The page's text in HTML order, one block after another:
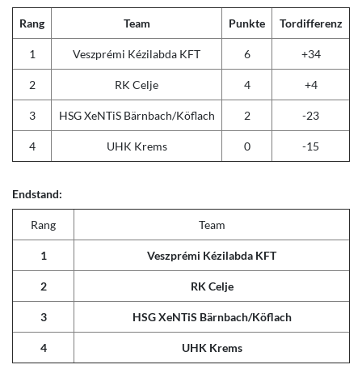
Rang Team Punkte Tordifferenz
1 Veszprémi Kézilabda KFT 6 +34
2 RK Celje 4 +4
3 HSG XeNTiS Bärnbach/Köflach 2 -23
4 UHK Krems 0 -15
Endstand:
Rang Team
1 Veszprémi Kézilabda KFT
2 RK Celje
3 HSG XeNTiS Bärnbach/Köflach
4 UHK Krems